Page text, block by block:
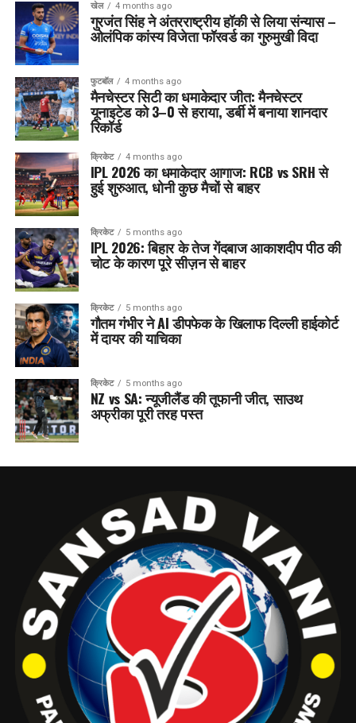
खेल 4 months ago
गुरजंत सिंह ने अंतरराष्ट्रीय हॉकी से लिया संन्यास –
ओलंपिक कांस्य विजेता फॉरवर्ड का गुरुमुखी विदा
फुटबॉल 4 months ago
मैनचेस्टर सिटी का धमाकेदार जीत: मैनचेस्टर
यूनाइटेड को 3–0 से हराया, डर्बी में बनाया शानदार
रिकॉर्ड
क्रिकेट 4 months ago
IPL 2026 का धमाकेदार आगाज: RCB vs SRH से
हुई शुरुआत, धोनी कुछ मैचों से बाहर
क्रिकेट 5 months ago
IPL 2026: बिहार के तेज गेंदबाज आकाशदीप पीठ की
चोट के कारण पूरे सीज़न से बाहर
क्रिकेट 5 months ago
गौतम गंभीर ने AI डीपफेक के खिलाफ दिल्ली हाईकोर्ट
में दायर की याचिका
क्रिकेट 5 months ago
NZ vs SA: न्यूजीलैंड की तूफानी जीत, साउथ
अफ्रीका पूरी तरह पस्त